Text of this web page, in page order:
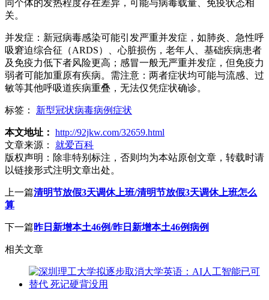
同个体的发热程度存在差异，可能与病毒载量、免疫状态相
关。
并发症：新冠病毒感染可能引发严重并发症，如肺炎、急性呼
吸窘迫综合征（ARDS）、心脏损伤，老年人、基础疾病患者
及免疫力低下者风险更高；感冒一般无严重并发症，但免疫力
弱者可能加重原有疾病。需注意：两者症状均可能与流感、过
敏等其他呼吸道疾病重叠，无法仅凭症状确诊。
标签： 新型冠状病毒病例症状
本文地址： http://92jkw.com/32659.html
文章来源：
就爱百科
版权声明： 除非特别标注，否则均为本站原创文章，转载时请
以链接形式注明文章出处。
上一篇清明节放假3天调休上班/清明节放假3天调休上班怎么
算
下一篇昨日新增本土46例/昨日新增本土46例病例
相关文章